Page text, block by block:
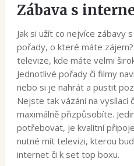
Zábava s
Jak si užít co nejvíce zábavy
pořady, o které máte
televize, kde máte velmi
Jednotlivé pořady či filmy
nebo si je nahrát a pustit
Nejste tak vázáni na vysílací
maximálně přizpůsobíte.
potřebovat, je kvalitní
nutné mít televizi, kterou
internet či k set top boxu.